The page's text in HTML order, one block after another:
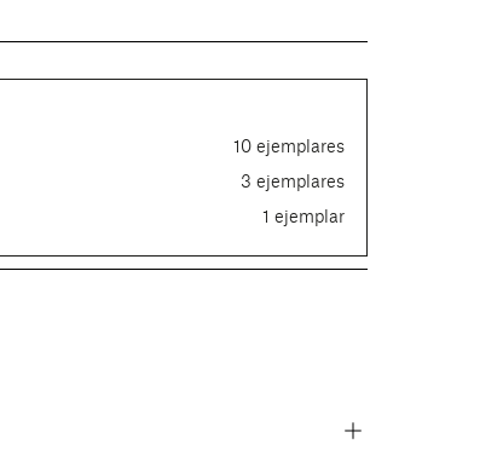
10 ejemplares
3 ejemplares
1 ejemplar